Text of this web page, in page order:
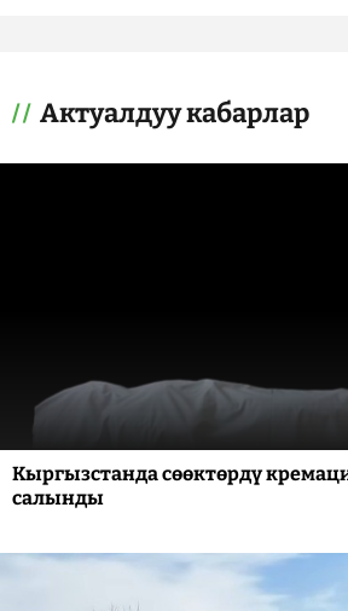
Актуалдуу кабарлар
Кыргызстанда сөөктөрдү
салынды